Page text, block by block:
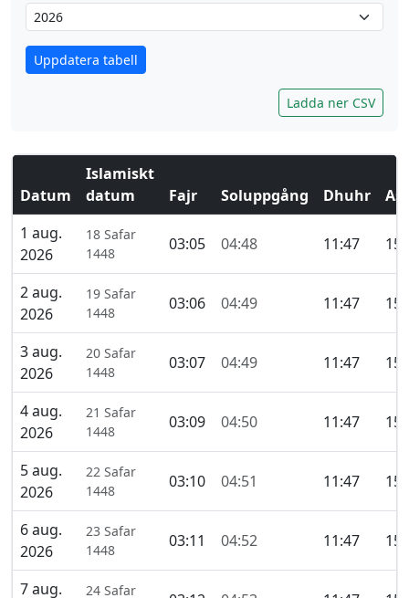
Uppdatera tabell
Ladda ner CSV
Datum
Islamiskt
datum
Fajr Soluppgång Dhuhr
Asr
1 aug.
2026
18 Safar
1448
03:05 04:48 11:47
2 aug.
2026
19 Safar
1448
03:06 04:49 11:47
3 aug.
2026
20 Safar
1448
03:07 04:49 11:47
4 aug.
2026
21 Safar
1448
03:09 04:50 11:47
5 aug.
2026
22 Safar
1448
03:10 04:51 11:47
6 aug.
2026
23 Safar
1448
03:11 04:52 11:47
7 aug. 24 Safar